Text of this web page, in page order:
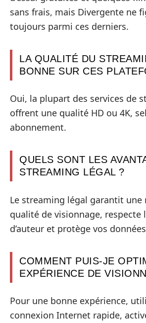
sans frais, mais Divergente ne
toujours parmi ces derniers.
LA QUALITÉ DU
BONNE SUR CES
Oui, la plupart des services de
offrent une qualité HD ou 4K,
abonnement.
QUELS SONT LES
STREAMING LÉGAL ?
Le streaming légal garantit une
qualité de visionnage, respecte
d’auteur et protège vos
COMMENT PUIS-JE
EXPÉRIENCE DE
Pour une bonne expérience,
connexion Internet rapide,